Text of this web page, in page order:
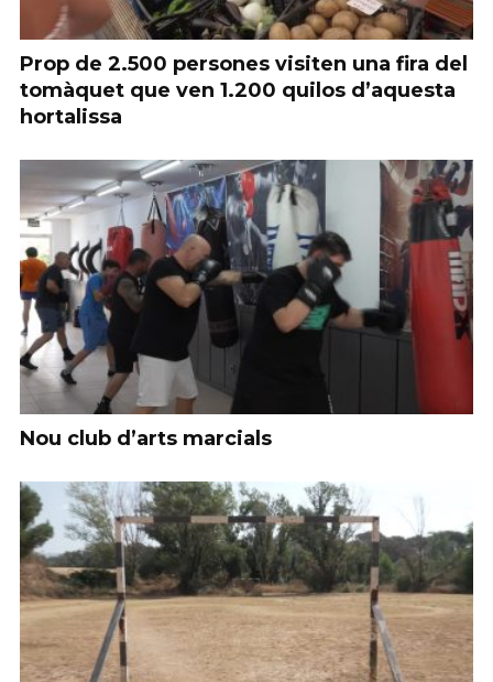
Prop de 2.500 persones visiten una fira del
tomàquet que ven 1.200 quilos d’aquesta
hortalissa
Nou club d’arts marcials